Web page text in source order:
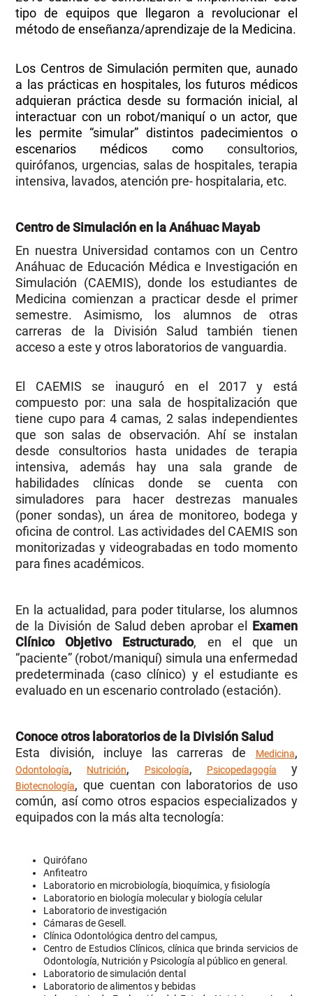
tipo de equipos que llegaron a revolucionar el
método de enseñanza/aprendizaje de la Medicina.
Los Centros de Simulación permiten que, aunado
a las prácticas en hospitales, los futuros médicos
adquieran práctica desde su formación inicial, al
interactuar con un robot/maniquí o un actor, que
les permite “simular” distintos padecimientos o
escenarios médicos como consultorios,
quirófanos, urgencias, salas de hospitales, terapia
intensiva, lavados, atención pre- hospitalaria, etc.
Centro de Simulación en la Anáhuac Mayab
En nuestra Universidad contamos con un Centro
Anáhuac de Educación Médica e Investigación en
Simulación (CAEMIS), donde los estudiantes de
Medicina comienzan a practicar desde el primer
semestre. Asimismo, los alumnos de otras
carreras de la División Salud también tienen
acceso a este y otros laboratorios de vanguardia.
El CAEMIS se inauguró en el 2017 y está
compuesto por: una sala de hospitalización que
tiene cupo para 4 camas, 2 salas independientes
que son salas de observación. Ahí se instalan
desde consultorios hasta unidades de terapia
intensiva, además hay una sala grande de
habilidades clínicas donde se cuenta con
simuladores para hacer destrezas manuales
(poner sondas), un área de monitoreo, bodega y
oficina de control. Las actividades del CAEMIS son
monitorizadas y videograbadas en todo momento
para fines académicos.
En la actualidad, para poder titularse, los alumnos
de la División de Salud deben aprobar el Examen
Clínico Objetivo Estructurado, en el que un
“paciente” (robot/maniquí) simula una enfermedad
predeterminada (caso clínico) y el estudiante es
evaluado en un escenario controlado (estación).
Conoce otros laboratorios de la División Salud
Esta división, incluye las carreras de
Medicina,
Odontología, Nutrición, Psicología, Psicopedagogía y
Biotecnología, que cuentan con laboratorios de uso
común, así como otros espacios especializados y
equipados con la más alta tecnología:
Quirófano
Anfiteatro
Laboratorio en microbiología, bioquímica, y fisiología
Laboratorio en biología molecular y biología celular
Laboratorio de investigación
Cámaras de Gesell.
Clínica Odontológica dentro del campus,
Centro de Estudios Clínicos, clínica que brinda servicios de
Odontología, Nutrición y Psicología al público en general.
Laboratorio de simulación dental
Laboratorio de alimentos y bebidas